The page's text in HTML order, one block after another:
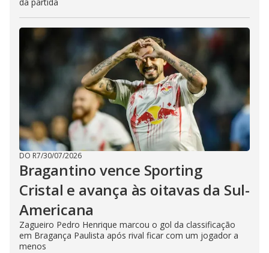
DO R7/30/07/2026
Bragantino vence Sporting
Cristal e avança às oitavas da Sul-
Americana
Zagueiro Pedro Henrique marcou o gol da classificação
em Bragança Paulista após rival ficar com um jogador a
menos